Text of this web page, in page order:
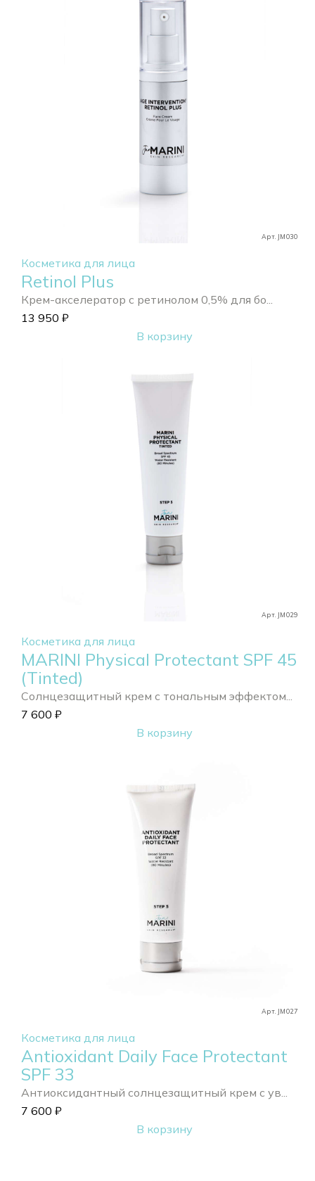
Арт. JM030
Косметика для лица
Retinol Plus
Крем-акселератор с ретинолом 0,5% для бо...
13 950 ₽
В корзину
Арт. JM029
Косметика для лица
MARINI Physical Protectant SPF 45
(Tinted)
Солнцезащитный крем с тональным эффектом...
7 600 ₽
В корзину
Арт. JM027
Косметика для лица
Antioxidant Daily Face Protectant
SPF 33
Антиоксидантный солнцезащитный крем с ув...
7 600 ₽
В корзину